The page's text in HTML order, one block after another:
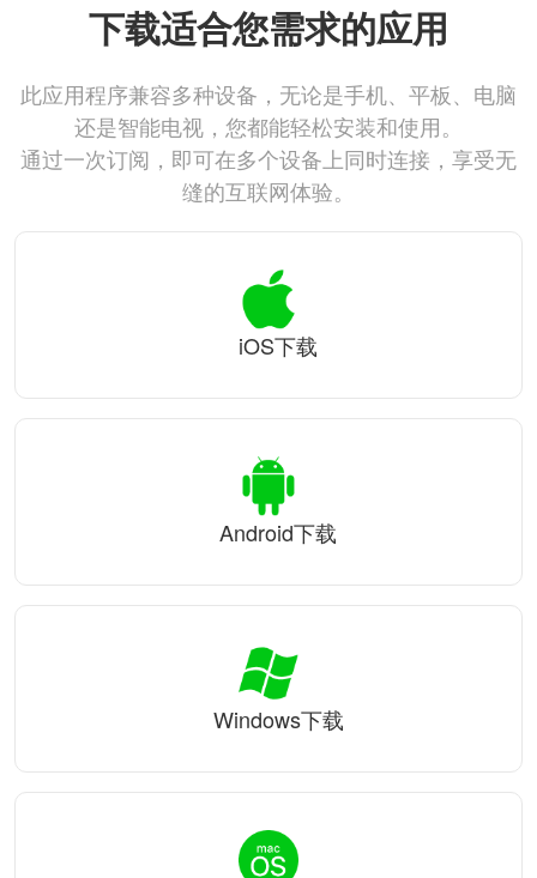
下载适合您需求的应用
此应用程序兼容多种设备，无论是手机、平板、电脑
还是智能电视，您都能轻松安装和使用。
通过一次订阅，即可在多个设备上同时连接，享受无
缝的互联网体验。
iOS下载
Android下载
Windows下载